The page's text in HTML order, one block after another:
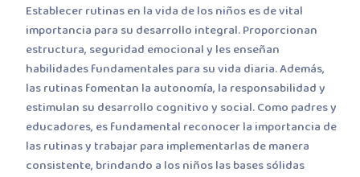
Establecer rutinas en la vida de los niños es de vital
importancia para su desarrollo integral. Proporcionan
estructura, seguridad emocional y les enseñan
habilidades fundamentales para su vida diaria. Además,
las rutinas fomentan la autonomía, la responsabilidad y
estimulan su desarrollo cognitivo y social. Como padres y
educadores, es fundamental reconocer la importancia de
las rutinas y trabajar para implementarlas de manera
consistente, brindando a los niños las bases sólidas